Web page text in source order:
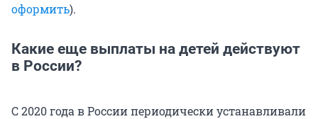
оформить).
Какие еще выплаты на детей действуют
в России?
С 2020 года в России периодически устанавливали